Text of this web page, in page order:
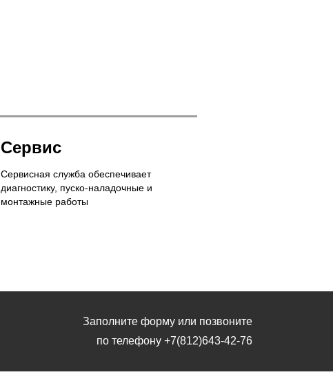
Сервис
Сервисная служба обеспечивает
диагностику, пуско-наладочные и
монтажные работы
Заполните форму или позвоните
по телефону +7(812)643-42-76